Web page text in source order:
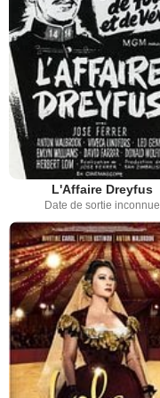
L'Affaire Dreyfus
Date de sortie inconnue